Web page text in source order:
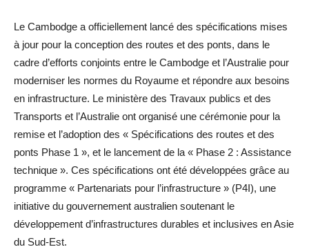
Le Cambodge a officiellement lancé des spécifications mises
à jour pour la conception des routes et des ponts, dans le
cadre d’efforts conjoints entre le Cambodge et l’Australie pour
moderniser les normes du Royaume et répondre aux besoins
en infrastructure. Le ministère des Travaux publics et des
Transports et l’Australie ont organisé une cérémonie pour la
remise et l’adoption des « Spécifications des routes et des
ponts Phase 1 », et le lancement de la « Phase 2 : Assistance
technique ». Ces spécifications ont été développées grâce au
programme « Partenariats pour l’infrastructure » (P4I), une
initiative du gouvernement australien soutenant le
développement d’infrastructures durables et inclusives en Asie
du Sud-Est.